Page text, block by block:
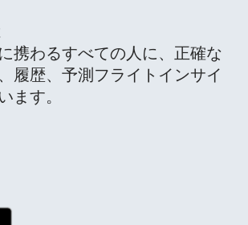
携わるすべての人に、正確な
履歴、予測フライトインサイ
ます。